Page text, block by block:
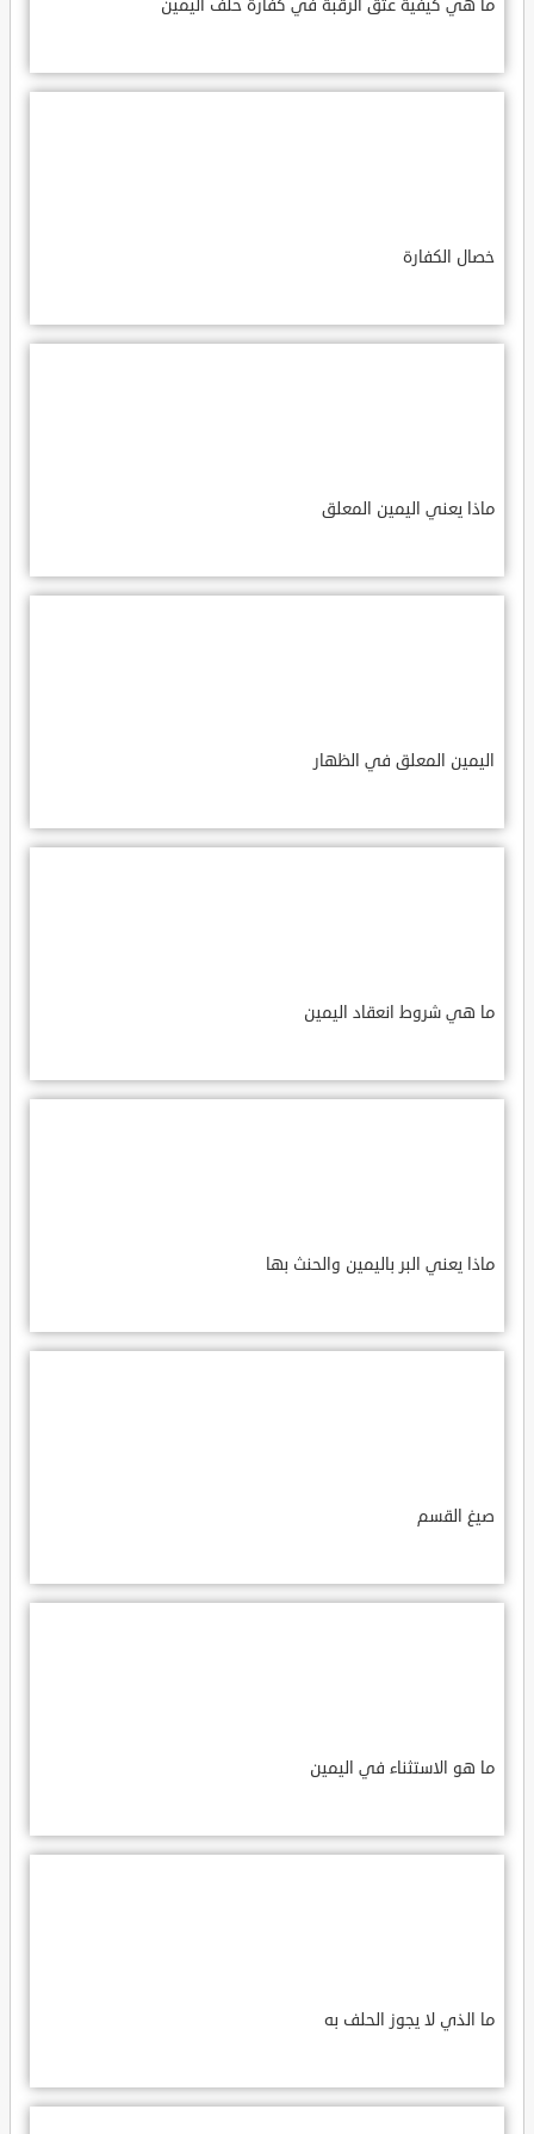
ما هي كيفية عتق الرقبة في كفارة حلف اليمين
خصال الكفارة
ماذا يعني اليمين المعلق
اليمين المعلق في الظهار
ما هي شروط انعقاد اليمين
ماذا يعني البر باليمين والحنث بها
صيغ القسم
ما هو الاستثناء في اليمين
ما الذي لا يجوز الحلف به